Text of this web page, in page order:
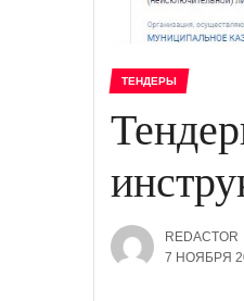
ТЕНДЕРЫ
REDACTOR
7 НОЯБРЯ